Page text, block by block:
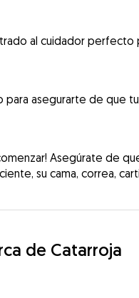
al cuidador perfecto
para asegurarte de que
Asegúrate de
su cama, correa,
de Catarroja